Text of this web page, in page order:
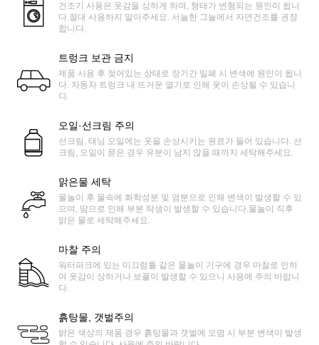
건조기 사용은 옷감을 상하게 하며, 형태가 변형되는 원인이 됩니
다.절대 사용하지 말아주세요. 서늘한 그늘에서 자연건조를 권장
합니다.
트렁크 보관 금지
제품 사용 후 젖어있는 상태로 장기간 밀폐 시 변색에 원인이 됩니
다. 자동차 트렁크 내 뜨거운 열기로 인해 옷이 손상될 수 있습니
다.
오일·선크림 주의
선크림, 태닝 오일에는 옷을 손상시키는 원료가 들어 있습니다. 선
크림, 오일이 묻은 경우 유분이 남지 않을 때까지 세탁해주세요.
맑은물 세탁
물놀이 후 물속에 화학성분 및 염분으로 인해 변색이 발생할 수 있
으며, 땀으로 인해 부분 탁생이 발생할 수 있습니다.물놀이 직후
맑은 물로 세탁해주세요.
마찰 주의
워터파크에 있는 미끄럼틀 같은 물놀이 기구에 경우 마찰로 인하
여 옷감이 상하거나 보풀이 발생할 수 있으니 사용에 주의 바랍니
다.
흙탕물, 갯벌주의
밝은 색상의 제품 경우 흙탕물과 갯벌에 오염 시 부분 변색이 발생